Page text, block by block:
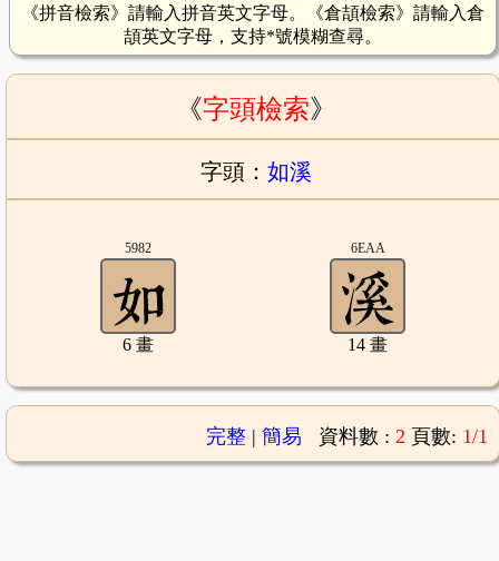
《拼音檢索》請輸入拼音英文字母。《倉頡檢索》請輸入倉
頡英文字母，支持*號模糊查尋。
《字頭檢索》
字頭： 如溪
5982
6 畫
6EAA
14 畫
完整| 簡易 資料數 : 2 頁數: 1/1